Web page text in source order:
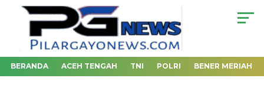
BERANDA ACEH TENGAH TNI POLRI BENER MERIAH